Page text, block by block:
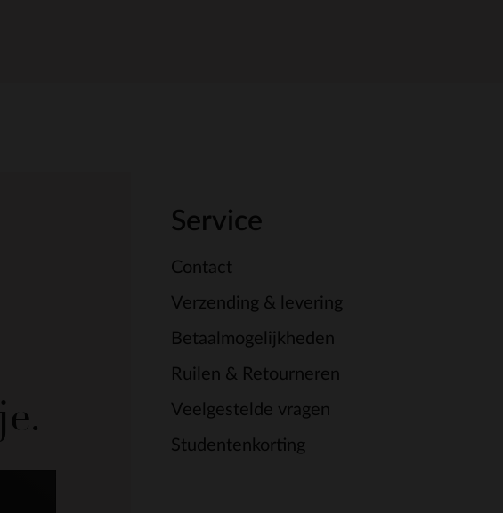
Service
Contact
Verzending & levering
Betaalmogelijkheden
Ruilen & Retourneren
Veelgestelde vragen
Studentenkorting